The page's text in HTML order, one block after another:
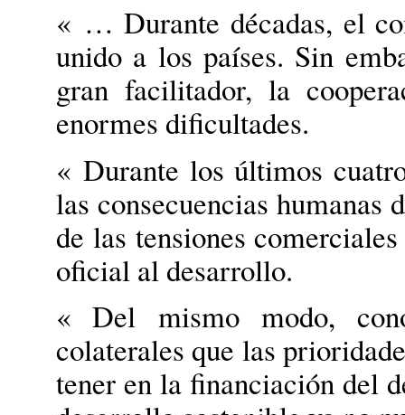
« … Durante décadas, el
unido a los países. Sin
gran facilitador, la
enormes dificultades.
« Durante los últimos
las consecuencias humanas
de las tensiones
oficial al desarrollo.
« Del mismo modo,
colaterales que las
tener en la financiación del